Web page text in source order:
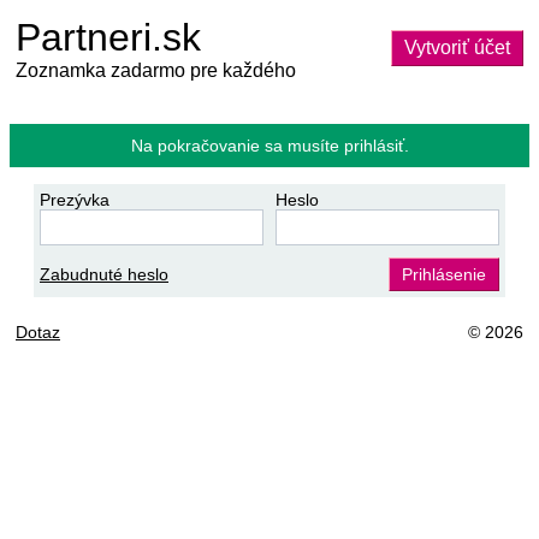
Partneri.sk
Zoznamka zadarmo pre každého
Vytvoriť účet
Na pokračovanie sa musíte prihlásiť.
Prezývka Heslo
Zabudnuté heslo Prihlásenie
Dotaz © 2026